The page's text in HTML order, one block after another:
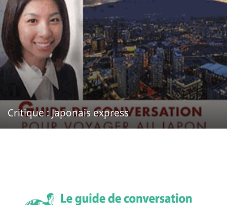
Critique : Japonais express